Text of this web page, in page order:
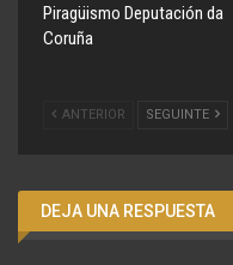
Piragüismo Deputación da
Coruña
ANTERIOR SEGUINTE
DEJA UNA RESPUESTA